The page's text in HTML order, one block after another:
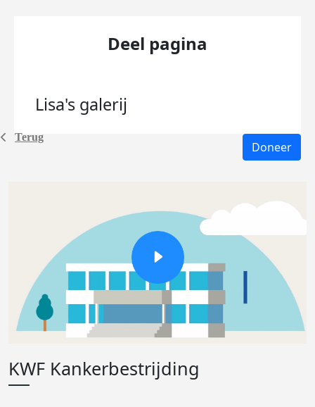
Terug
Deel pagina
Lisa's galerij
Doneer
KWF Kankerbestrijding